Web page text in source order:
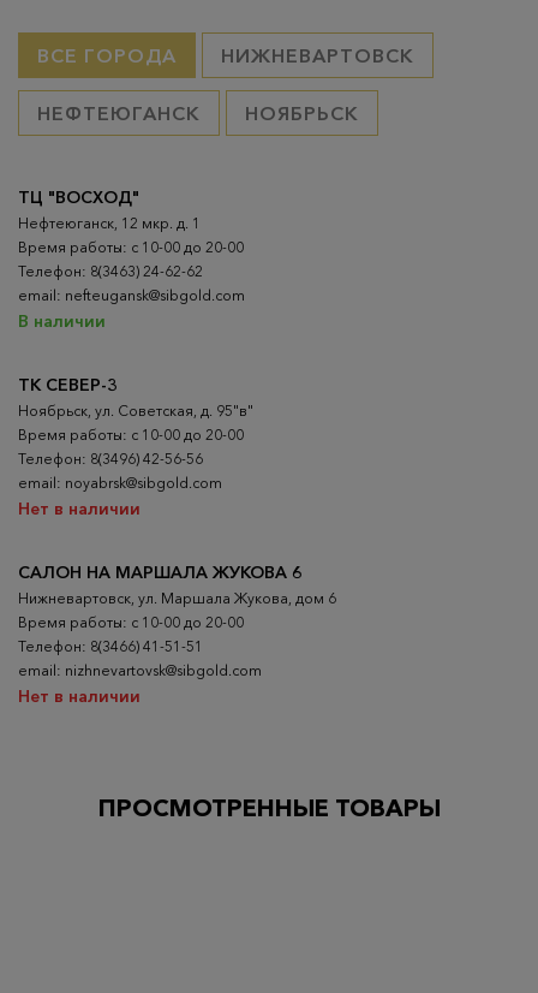
ВСЕ ГОРОДА НИЖНЕВАРТОВСК
НЕФТЕЮГАНСК НОЯБРЬСК
ТК СЕВЕР-3
Ноябрьск, ул. Советская, д. 95"в"
Время работы: с 10-00 до 20-00
Телефон: 8(3496) 42-56-56
email: noyabrsk@sibgold.com
Нет в наличии
ТЦ "ВОСХОД"
Нефтеюганск, 12 мкр. д. 1
Время работы: с 10-00 до 20-00
Телефон: 8(3463) 24-62-62
email: nefteugansk@sibgold.com
В наличии
САЛОН НА МАРШАЛА ЖУКОВА 6
Нижневартовск, ул. Маршала Жукова, дом 6
Время работы: с 10-00 до 20-00
Телефон: 8(3466) 41-51-51
email: nizhnevartovsk@sibgold.com
Нет в наличии
ПРОСМОТРЕННЫЕ ТОВАРЫ